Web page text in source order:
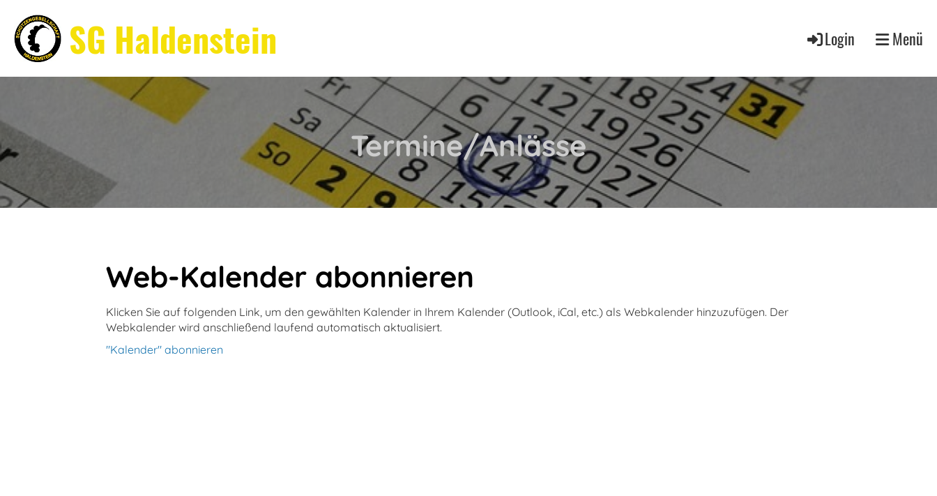
SG Haldenstein Login Menü
Termine/Anlässe
Web-Kalender abonnieren
Klicken Sie auf folgenden Link, um den gewählten Kalender in Ihrem Kalender (Outlook, iCal, etc.) als Webkalender hinzuzufügen. Der
Webkalender wird anschließend laufend automatisch aktualisiert.
"Kalender" abonnieren